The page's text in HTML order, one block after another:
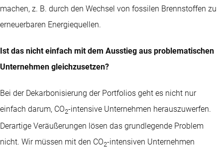
machen, z. B. durch den Wechsel von fossilen Brennstoffen zu
erneuerbaren Energiequellen.
Ist das nicht einfach mit dem Ausstieg aus problematischen
Unternehmen gleichzusetzen?
Bei der Dekarbonisierung der Portfolios geht es nicht nur
einfach darum, CO2-intensive Unternehmen herauszuwerfen.
Derartige Veräußerungen lösen das grundlegende Problem
nicht. Wir müssen mit den CO2-intensiven Unternehmen